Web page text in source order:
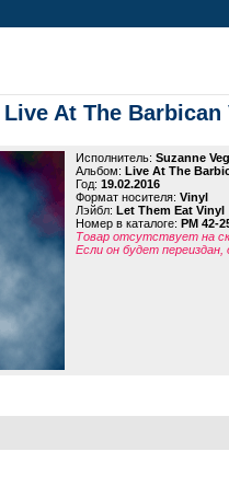
Live At The Barbican
Исполнитель: Suzanne
Альбом: Live At The
Год: 19.02.2016
Формат носителя: Vinyl
Лэйбл: Let Them Eat Vinyl
Номер в каталоге: PM 42-
Товар отсутствует на
Если он будет переиздан,